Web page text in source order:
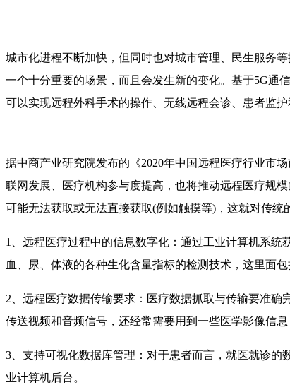
城市化进程不断加快，但同时也对城市管理、民生服务
一个十分重要的场景，而且会发生新的变化。基于5G通
可以实现远程外科手术的操作、无线远程会诊、患者监
据中商产业研究院发布的《2020年中国远程医疗行业市
联网发展、医疗机构参与度提高，也将推动远程医疗规
可能无法获取或无法直接获取(例如触摸等)，这就对传
1、远程医疗过程中的信息数字化：通过工业计算机系
血、尿、体液的各种生化含量指标的检测技术，这里面
2、远程医疗数据传输要求：医疗数据抓取与传输要准
传送视频和音频信号，还经常需要用到一些医学影像信
3、支持可视化数据库管理：对于患者而言，就医就诊
业计算机后台。